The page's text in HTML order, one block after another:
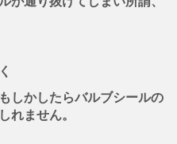
しかしたらバルブシールの
れません。